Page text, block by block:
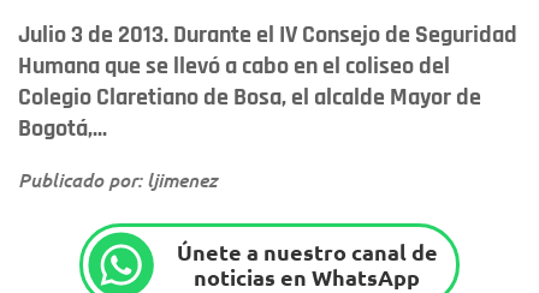
Julio 3 de 2013. Durante el IV Consejo de Seguridad
Humana que se llevó a cabo en el coliseo del
Colegio Claretiano de Bosa, el alcalde Mayor de
Bogotá,...
Publicado por: ljimenez
Únete a nuestro canal de
noticias en WhatsApp